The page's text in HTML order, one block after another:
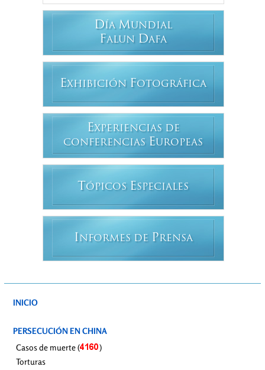
DÍA MUNDIAL
FALUN DAFA
EXHIBICIÓN FOTOGRÁFICA
EXPERIENCIAS DE
CONFERENCIAS EUROPEAS
T ÓPICOS ESPECIALES
INFORMES DE PRENSA
INICIO
PERSECUCIÓN EN CHINA
Casos de muerte (
)
Torturas